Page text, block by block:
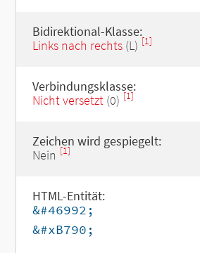
Bidirektional-Klasse:
Links nach rechts(L) [1]
Verbindungsklasse:
Nicht versetzt(0) [1]
Zeichen wird gespiegelt:
Nein [1]
HTML-Entität:
&#46992;
&#xB790;